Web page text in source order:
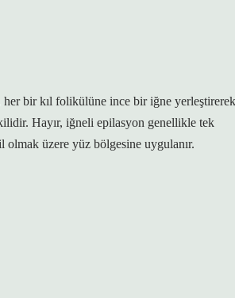
bir kıl folikülüne ince bir iğne yerleştirerek
Hayır, iğneli epilasyon genellikle tek
üzere yüz bölgesine uygulanır.